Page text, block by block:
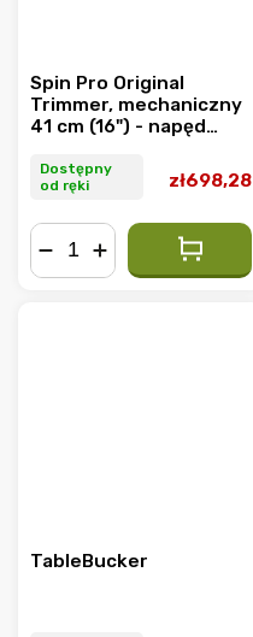
Spin Pro Original
Trimmer, mechaniczny
41 cm (16") - napęd
Dostępny
od ręki
zł698,28
TableBucker